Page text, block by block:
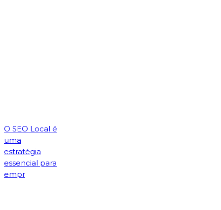
O SEO Local é
uma
estratégia
essencial para
empr